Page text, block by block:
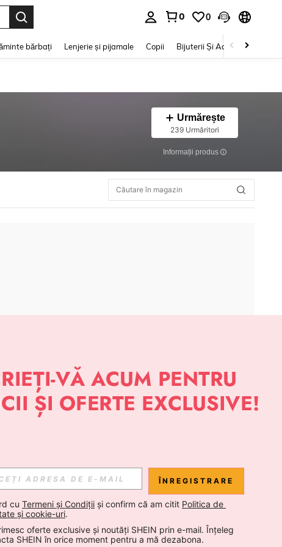
0 0
bărbați Lenjerie și pijamale Copii Bijuterii Și Accesorii
Urmărește
239 Urmăritori
Informații produs
APLICAȚIE
NOUTĂȚI DESPRE STIL DE LA SHEIN
Abonare
Abonare
ÎNREGISTRARE
cu Termeni și Condiții și confirm că am citit Politica de
și cookie-uri.
oferte exclusive și noutăți SHEIN prin e-mail. Înțeleg
SHEIN în orice moment pentru a mă dezabona.